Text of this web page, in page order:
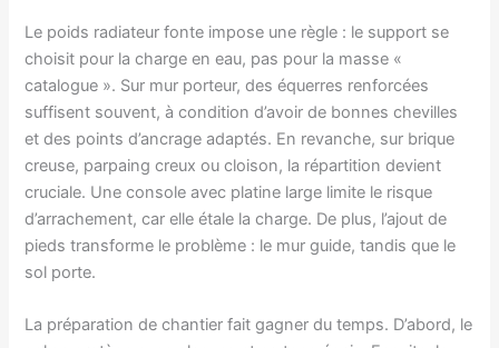
Le poids radiateur fonte impose une règle : le support se
choisit pour la charge en eau, pas pour la masse «
catalogue ». Sur mur porteur, des équerres renforcées
suffisent souvent, à condition d’avoir de bonnes chevilles
et des points d’ancrage adaptés. En revanche, sur brique
creuse, parpaing creux ou cloison, la répartition devient
cruciale. Une console avec platine large limite le risque
d’arrachement, car elle étale la charge. De plus, l’ajout de
pieds transforme le problème : le mur guide, tandis que le
sol porte.
La préparation de chantier fait gagner du temps. D’abord, le